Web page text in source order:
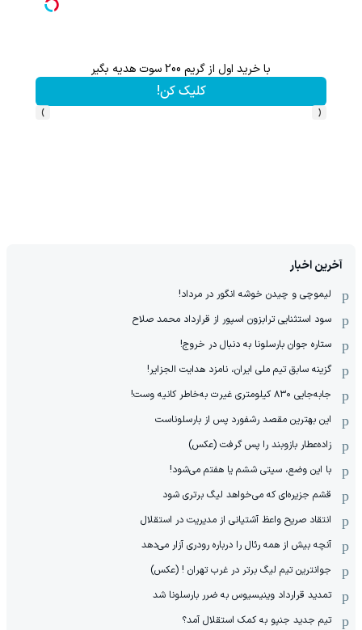
با خرید اول از گریم 200 سوت هدیه بگیر
کلیک کن!
‹
›
آخرین اخبار
لیموچی و چیدن خوشه انگور در مرداد!
سود استثنایی ترابزون اسپور از قرارداد محمد صلاح
ستاره جوان بارسلونا به دنبال در خروج!
گزینه سابق تیم ملی ایران، نامزد هدایت الجزایر!
جابه‌جایی ۸۳۰ کیلومتری غیرت به‌خاطر کانیه وست!
این بهترین مقصد رشفورد پس از بارسلوناست
زاده‌عطار بازوبند را پس گرفت (عکس)
با این وضع، سیتی ششم یا هفتم می‌شود!
قشم جزیره‌ای که می‌خواهد لیگ برتری شود
انتقاد صریح واعظ آشتیانی از مدیریت در استقلال
آنچه بیش از همه رئال را درباره رودری آزار می‌دهد
جوانترین تیم لیگ برتر در غرب تهران ! (عکس)
تمدید قرارداد وینیسیوس به ضرر بارسلونا شد
تیم جدید جنپو به کمک استقلال آمد؟